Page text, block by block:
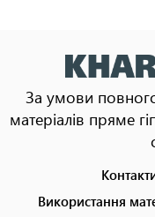
За умови
матеріалів пряме
menuВикористання